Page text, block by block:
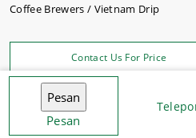
Pesan
Coffee Brewers / Vietnam Drip
Contact Us For Price